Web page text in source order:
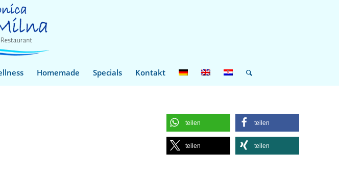
Homemade Specials Kontakt
teilen teilen
teilen teilen